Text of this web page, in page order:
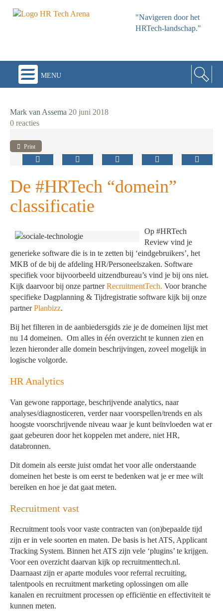
"Navigeren door het
HRTech-landschap."
menu
Mark van Assema 20 juni 2018
0 reacties
Print
De #HRTech “domein”
classificatie
Op #HRTech
Review vind je
generieke software die is in te zetten bij ‘eindgebruikers’, het
MKB of de bij de afdeling HR/Personeelszaken. Software
specifiek voor bijvoorbeeld uitzendbureau’s vind je bij ons niet.
Kijk daarvoor bij onze partnerRecruitmentTech. Voor branche
specifieke Dagplanning & Tijdregistratie software kijk bij onze
partnerPlanbizz.
Bij het filteren in de aanbiedersgids zie je de domeinen lijst met
nu 14 domeinen. Om alles in één overzicht te kunnen zien en
lezen hieronder alle domein beschrijvingen, zoveel mogelijk in
logische volgorde.
HR Analytics
Van gewone rapportage, beschrijvende analytics, naar
analyses/diagnosticeren, verder naar voorspellen/trends en als
hoogste voorschrijvende niveau waar je kunt beïnvloeden wat er
gaat gebeuren door het koppelen met andere, niet HR,
databronnen.
Dit domein als eerste juist omdat het voor alle onderstaande
domeinen het beste is om eerst te bedenken wat je er mee wilt
bereiken en hoe je dat gaat meten.
Recruitment vast
Recruitment tools voor vaste contracten van (on)bepaalde tijd
zijn er in vele soorten en maten. De basis is het ATS, Applicant
Tracking System. Binnen het ATS zijn vele ‘plugins’ te krijgen.
Voor een overzicht daarvan kijk op recruitmenttech.nl.
Daarnaast zijn er aparte modules voor referral recruiting,
talentpools en recruitment marketing oplossingen om alle
kanalen en recruitment processen op efficiëntie en effectiviteit te
kunnen meten.